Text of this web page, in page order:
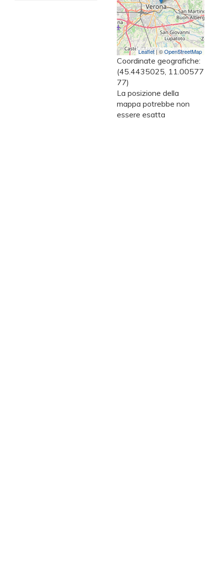
Leaflet| ©OpenStreetMap
Coordinate geografiche:
(45.4435025, 11.00577
77)
La posizione della
mappa potrebbe non
essere esatta